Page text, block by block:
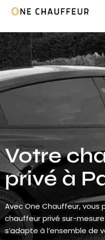
Votre
privé à
Avec One Chauffeur, vous
chauffeur privé sur-
s’adapte à l’ensemble de